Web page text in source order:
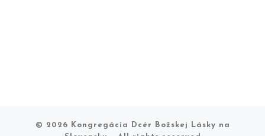
© 2026
Kongregácia Dcér Božskej Lásky na